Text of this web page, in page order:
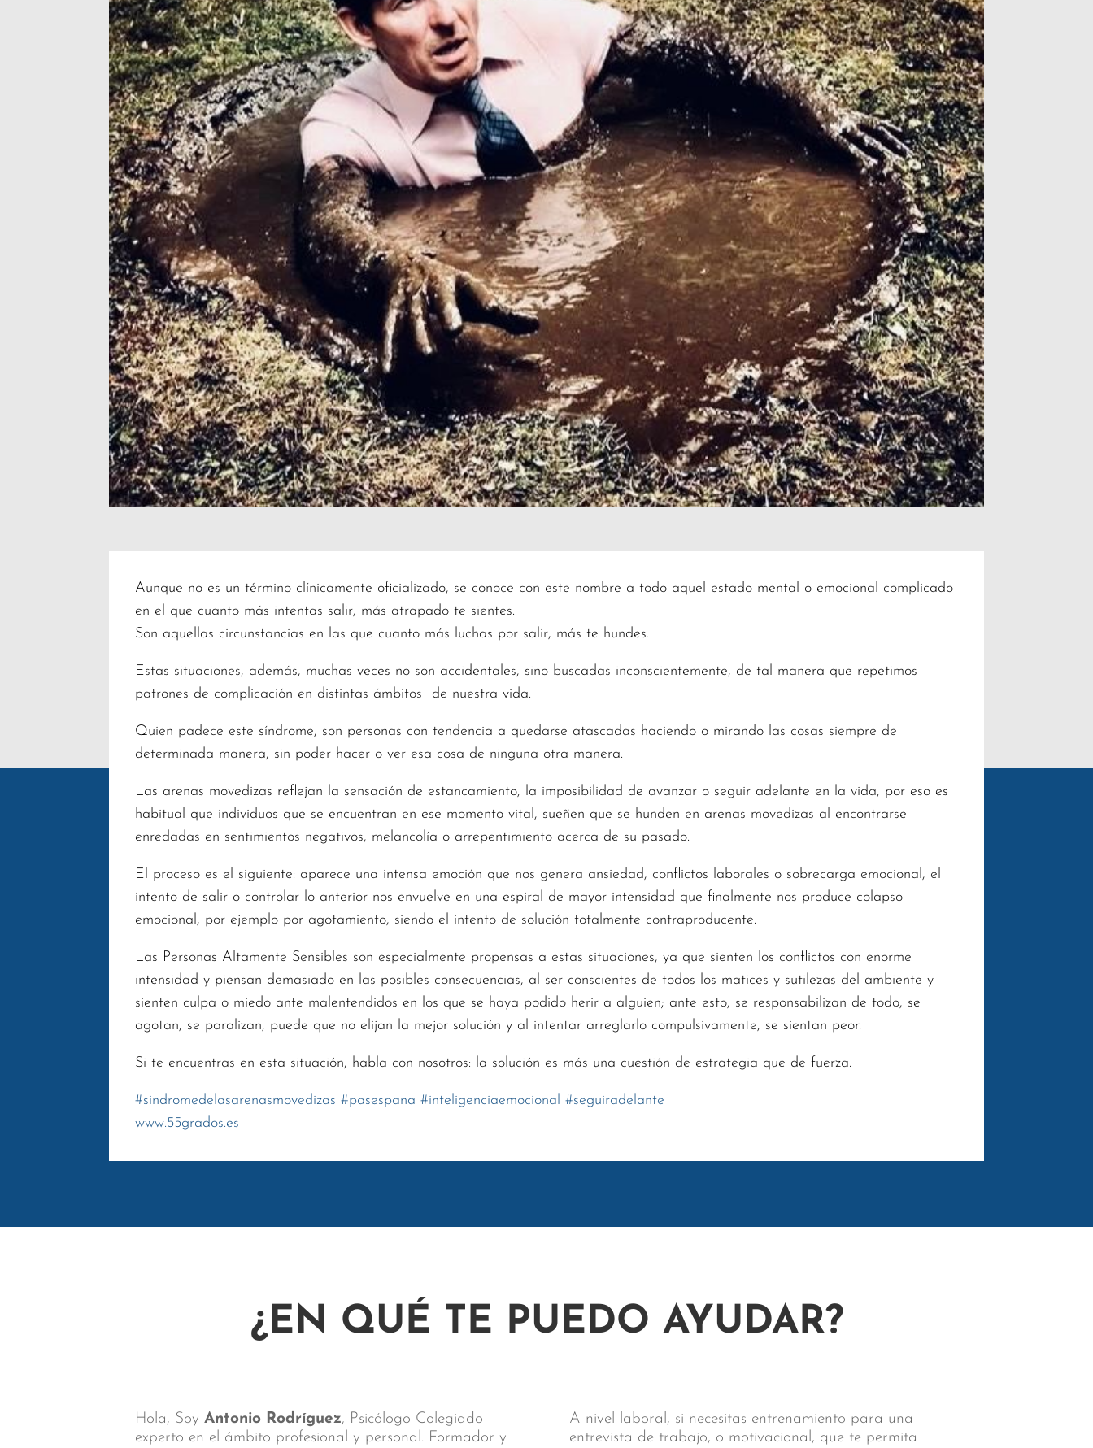
Aunque no es un término clínicamente oficializado, se conoce con este nombre a todo aquel estado mental o emocional complicado
en el que cuanto más intentas salir, más atrapado te sientes.
Son aquellas circunstancias en las que cuanto más luchas por salir, más te hundes.
Estas situaciones, además, muchas veces no son accidentales, sino buscadas inconscientemente, de tal manera que repetimos
patrones de complicación en distintas ámbitos de nuestra vida.
Quien padece este síndrome, son personas con tendencia a quedarse atascadas haciendo o mirando las cosas siempre de
determinada manera, sin poder hacer o ver esa cosa de ninguna otra manera.
Las arenas movedizas reflejan la sensación de estancamiento, la imposibilidad de avanzar o seguir adelante en la vida, por eso es
habitual que individuos que se encuentran en ese momento vital, sueñen que se hunden en arenas movedizas al encontrarse
enredadas en sentimientos negativos, melancolía o arrepentimiento acerca de su pasado.
El proceso es el siguiente: aparece una intensa emoción que nos genera ansiedad, conflictos laborales o sobrecarga emocional, el
intento de salir o controlar lo anterior nos envuelve en una espiral de mayor intensidad que finalmente nos produce colapso
emocional, por ejemplo por agotamiento, siendo el intento de solución totalmente contraproducente.
Las Personas Altamente Sensibles son especialmente propensas a estas situaciones, ya que sienten los conflictos con enorme
intensidad y piensan demasiado en las posibles consecuencias, al ser conscientes de todos los matices y sutilezas del ambiente y
sienten culpa o miedo ante malentendidos en los que se haya podido herir a alguien; ante esto, se responsabilizan de todo, se
agotan, se paralizan, puede que no elijan la mejor solución y al intentar arreglarlo compulsivamente, se sientan peor.
Si te encuentras en esta situación, habla con nosotros: la solución es más una cuestión de estrategia que de fuerza.
#sindromedelasarenasmovedizas #pasespana #inteligenciaemocional #seguiradelante
www.55grados.es
¿EN QUÉ TE PUEDO AYUDAR?
Hola, SoyAntonio Rodríguez, Psicólogo Colegiado
experto en el ámbito profesional y personal. Formador y
A nivel laboral, si necesitas entrenamiento para una
entrevista de trabajo, o motivacional, que te permita